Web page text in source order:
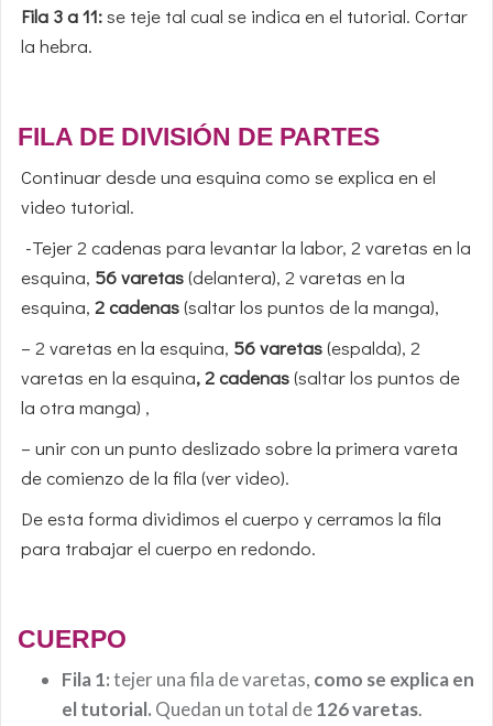
Fila 3 a 11:se teje tal cual se indica en el tutorial. Cortar
la hebra.
FILA DE DIVISIÓN DE PARTES
Continuar desde una esquina como se explica en el
video tutorial.
-Tejer 2 cadenas para levantar la labor, 2 varetas en la
esquina, 56 varetas(delantera), 2 varetas en la
esquina, 2 cadenas(saltar los puntos de la manga),
– 2 varetas en la esquina, 56 varetas(espalda), 2
varetas en la esquina, 2 cadenas(saltar los puntos de
la otra manga) ,
– unir con un punto deslizado sobre la primera vareta
de comienzo de la fila (ver video).
De esta forma dividimos el cuerpo y cerramos la fila
para trabajar el cuerpo en redondo.
CUERPO
Fila 1:tejer una fila de varetas, como se explica en
el tutorial. Quedan un total de126 varetas.